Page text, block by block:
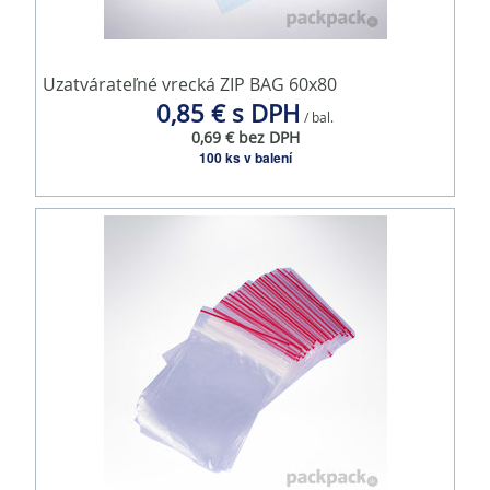
Uzatvárateľné vrecká ZIP BAG 60x80
0,85 € s DPH / bal.
0,69 € bez DPH
100 ks v balení